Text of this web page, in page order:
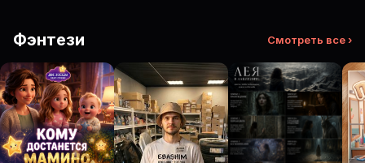
Фэнтези Смотреть все ›